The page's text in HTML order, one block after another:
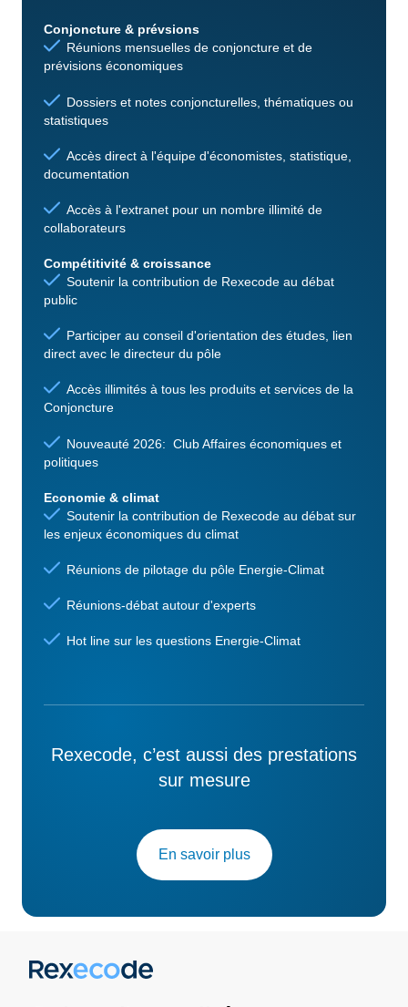
Conjoncture & prévsions
Réunions mensuelles de conjoncture et de
prévisions économiques
Dossiers et notes conjoncturelles, thématiques ou
statistiques
Accès direct à l'équipe d'économistes, statistique,
documentation
Accès à l'extranet pour un nombre illimité de
collaborateurs
Compétitivité & croissance
Soutenir la contribution de Rexecode au débat
public
Participer au conseil d'orientation des études, lien
direct avec le directeur du pôle
Accès illimités à tous les produits et services de la
Conjoncture
Nouveauté 2026: Club Affaires économiques et
politiques
Economie & climat
Soutenir la contribution de Rexecode au débat sur
les enjeux économiques du climat
Réunions de pilotage du pôle Energie-Climat
Réunions-débat autour d'experts
Hot line sur les questions Energie-Climat
Rexecode, c’est aussi des prestations
sur mesure
En savoir plus